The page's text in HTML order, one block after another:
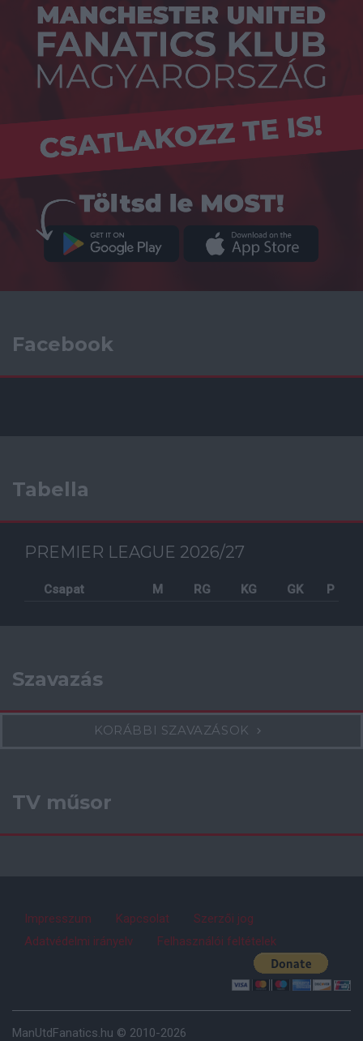
Facebook
Tabella
PREMIER LEAGUE 2026/27
Csapat M RG KG GK P
Szavazás
KORÁBBI SZAVAZÁSOK
TV műsor
Impresszum Kapcsolat
Szerzői jog
Adatvédelmi irányelv
Felhasználói feltételek
ManUtdFanatics.hu © 2010-2026